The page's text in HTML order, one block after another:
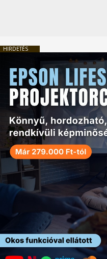
HIRDETÉS